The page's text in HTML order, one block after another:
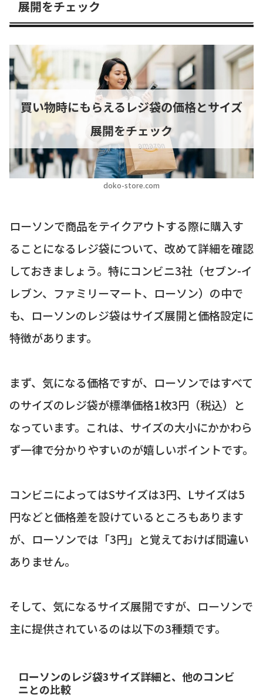
展開をチェック
doko-store.com
買い物時にもらえるレジ袋の価格とサイズ
展開をチェック
ローソンで商品をテイクアウトする際に購入す
ることになるレジ袋について、改めて詳細を確認
しておきましょう。特にコンビニ3社（セブン-イ
レブン、ファミリーマート、ローソン）の中で
も、ローソンのレジ袋はサイズ展開と価格設定に
特徴があります。
まず、気になる価格ですが、ローソンではすべて
のサイズのレジ袋が標準価格1枚3円（税込）と
なっています。これは、サイズの大小にかかわら
ず一律で分かりやすいのが嬉しいポイントです。
コンビニによってはSサイズは3円、Lサイズは5
円などと価格差を設けているところもあります
が、ローソンでは「3円」と覚えておけば間違い
ありません。
そして、気になるサイズ展開ですが、ローソンで
主に提供されているのは以下の3種類です。
ローソンのレジ袋3サイズ詳細と、他のコンビ
ニとの比較